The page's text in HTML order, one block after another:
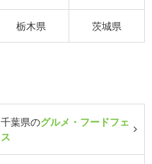
栃木県 茨城県
千葉県のグルメ・フードフェ
ス